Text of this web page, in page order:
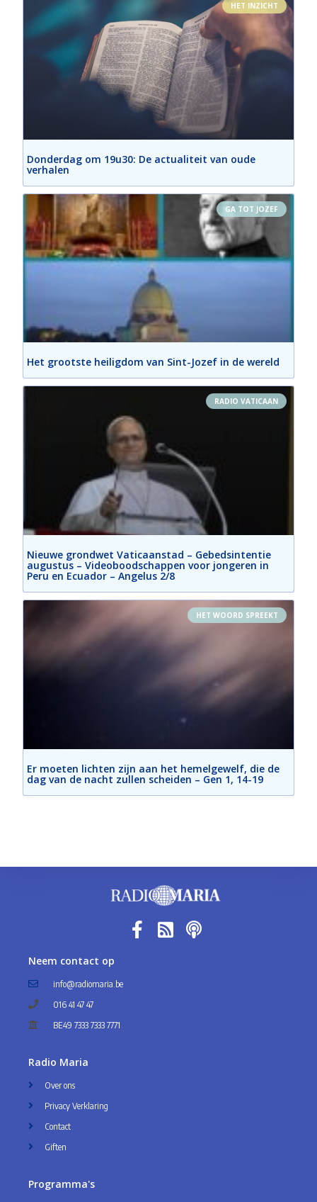
Geestelijke brief - H. Thomas More
Feb 6, 2024 • 36:05
Geestelijke brieven - Zalige Moeder
Maravillas van Jezus
Feb 7, 2024 • 37:10
Geestelijke brief - H. Catherina Labouré
Geestelijke brief - St. François-Antoine
Fasani
HET INZICHT
Donderdag om 19u30: De actualiteit van oude
verhalen
GA TOT JOZEF
Het grootste heiligdom van Sint-Jozef in de wereld
RADIO VATICAAN
Nieuwe grondwet Vaticaanstad – Gebedsintentie
augustus – Videoboodschappen voor jongeren in
Peru en Ecuador – Angelus 2/8
HET WOORD SPREEKT
Er moeten lichten zijn aan het hemelgewelf, die de
dag van de nacht zullen scheiden – Gen 1, 14-19
Neem contact op
info@radiomaria.be
016 41 47 47
BE49 7333 7333 7771
Radio Maria
Over ons
Privacy Verklaring
Contact
Giften
Programma's